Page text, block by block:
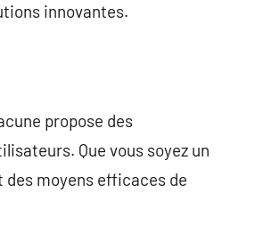
innovantes.
propose des
Que vous soyez un
moyens efficaces de